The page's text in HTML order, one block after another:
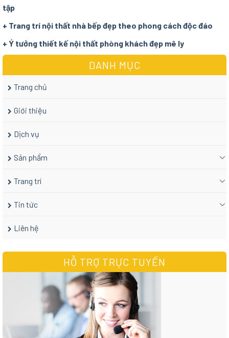
tập
+ Trang trí nội thất nhà bếp đẹp theo phong cách độc đáo
+ Ý tưởng thiết kế nội thất phòng khách đẹp mê ly
DANH MỤC
Trang chủ
Giới thiệu
Dịch vụ
Sản phẩm
Trang trí
Tin tức
Liên hệ
HỖ TRỢ TRỰC TUYẾN